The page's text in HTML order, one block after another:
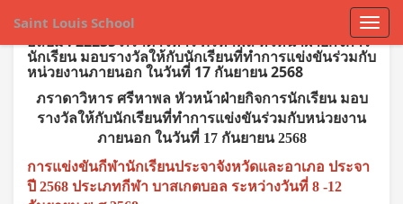
Saint Louis School
อัลบั้ม : 22235 ภราดาวิหาร ศรีหาพล หัวหน้าฝ่ายกิจการ
นักเรียน มอบรางวัลให้กับนักเรียนที่ทำการแข่งขันร่วมกับ
หน่วยงานภายนอก ในวันที่ 17 กันยายน 2568
ภราดาวิหาร ศรีหาพล หัวหน้าฝ่ายกิจการนักเรียน มอบ
รางวัลให้กับนักเรียนที่ทำการแข่งขันร่วมกับหน่วยงาน
ภายนอก ในวันที่ 17 กันยายน 2568
การแข่งขันกีฬานักเรียนประจาจังหวัดและอาเภอ ประจา
ปี 2568 ประเภทกีฬา บาสเกตบอล ระหว่างวันที่ 8 -12